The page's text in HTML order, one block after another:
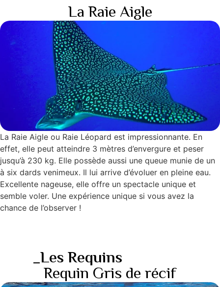
La Raie Aigle
La Raie Aigle ou Raie Léopard est impressionnante. En
effet, elle peut atteindre 3 mètres d’envergure et peser
jusqu’à 230 kg. Elle possède aussi une queue munie de un
à six dards venimeux. Il lui arrive d’évoluer en pleine eau.
Excellente nageuse, elle offre un spectacle unique et
semble voler. Une expérience unique si vous avez la
chance de l’observer !
_Les Requins
Requin Gris de récif